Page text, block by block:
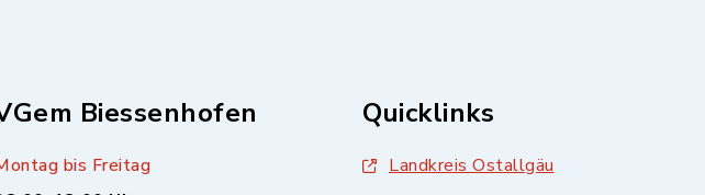
Biessenhofen
bis Freitag
Quicklinks
Landkreis Ostallgäu